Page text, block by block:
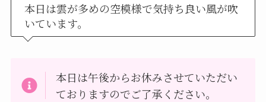
本日は雲が多めの空模様で気持ち良い風が吹
いています。
本日は午後からお休みさせていただい
ておりますのでご了承ください。